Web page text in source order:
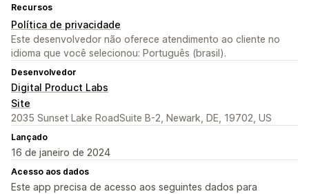
Recursos
Política de privacidade
Este desenvolvedor não oferece atendimento ao cliente no
idioma que você selecionou: Português (brasil).
Desenvolvedor
Digital Product Labs
Site
2035 Sunset Lake RoadSuite B-2, Newark, DE, 19702, US
Lançado
16 de janeiro de 2024
Acesso aos dados
Este app precisa de acesso aos seguintes dados para